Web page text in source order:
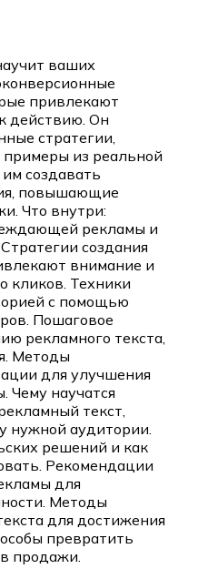
ваших
привлекают
действию. Он
стратегии,
примеры из реальной
создавать
повышающие
Что внутри:
рекламы и
создания
внимание и
кликов. Техники
с помощью
Пошаговое
рекламного текста,
Методы
для улучшения
Чему научатся
текст,
нужной аудитории.
решений и как
Рекомендации
для
Методы
для достижения
превратить
продажи.